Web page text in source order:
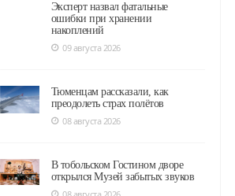
Эксперт назвал фатальные
ошибки при хранении
накоплений
09 августа 2026
Тюменцам рассказали, как
преодолеть страх полётов
08 августа 2026
В тобольском Гостином дворе
открылся Музей забытых звуков